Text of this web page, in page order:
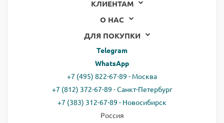
КЛИЕНТАМ
О НАС
ДЛЯ ПОКУПКИ
Telegram
WhatsApp
+7 (495) 822-67-89 - Москва
+7 (812) 372-67-89 - Санкт-Петербург
+7 (383) 312-67-89 - Новосибирск
Россия